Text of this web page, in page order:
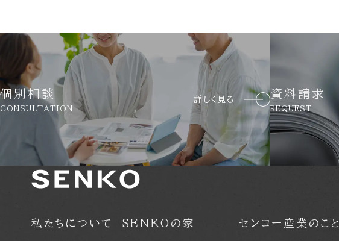
個別相談
CONSULTATION
詳しく見る 資料請求
REQUEST
私たちについて SENKOの家 センコー産業のこと